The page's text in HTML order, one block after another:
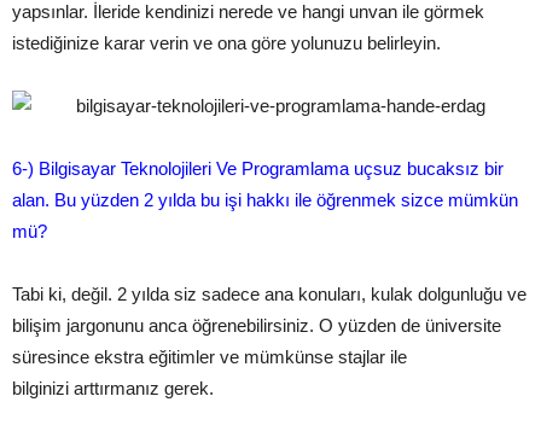
yapsınlar. İleride kendinizi nerede ve hangi unvan ile görmek
istediğinize karar verin ve ona göre yolunuzu belirleyin.
6-­) Bilgisayar Teknolojileri Ve Programlama uçsuz bucaksız bir
alan. Bu yüzden 2 yılda bu işi hakkı ile öğrenmek sizce mümkün
mü?
Tabi ki, değil. 2 yılda siz sadece ana konuları, kulak dolgunluğu ve
bilişim jargonunu anca öğrenebilirsiniz. O yüzden de üniversite
süresince ekstra eğitimler ve mümkünse stajlar ile
bilginizi arttırmanız gerek.